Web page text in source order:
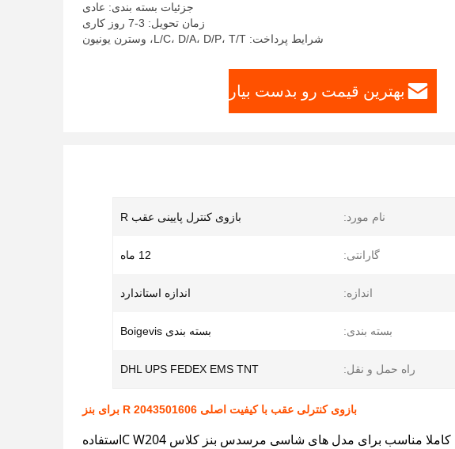
جزئیات بسته بندی: عادی
زمان تحویل: 3-7 روز کاری
شرایط پرداخت: L/C، D/A، D/P، T/T، وسترن یونیون
بهترین قیمت رو بدست بیار
نام مورد: بازوی کنترل پایینی عقب R
گارانتی: 12 ماه
اندازه: اندازه استاندارد
بسته بندی: بسته بندی Boigevis
راه حمل و نقل: DHL UPS FEDEX EMS TNT
بازوی کنترلی عقب با کیفیت اصلی R 2043501606 برای بنز
دست کنترل سمت راست پایین عقب با شماره OE 2043501606 کاملا مناسب برای مدل های شاسی مرسدس بنز کلاس C W204استفاده